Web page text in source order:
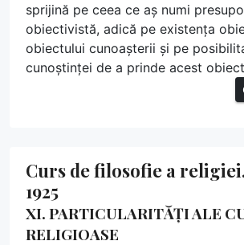
sprijină pe ceea ce aș numi
obiectivistă, adică pe existența
obiectului cunoașterii și pe
cunoștinței de a prinde acest
Curs de filosofie a
1925
XI. PARTICULARITĂȚI ALE
RELIGIOASE